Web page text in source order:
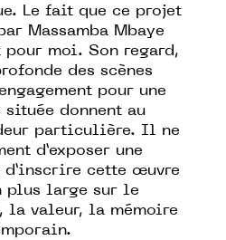
Le fait que ce projet
Massamba Mbaye
moi. Son regard,
des scènes
pour une
située donnent au
particulière. Il ne
d’exposer une
cette œuvre
plus large sur le
la valeur, la mémoire